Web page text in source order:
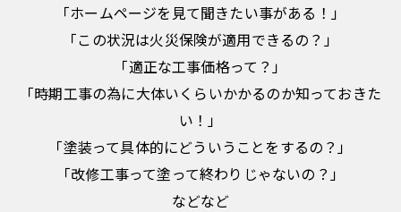
「ホームページを見て聞きたい事がある！」
「この状況は火災保険が適用できるの？」
「適正な工事価格って？」
「時期工事の為に大体いくらいかかるのか知っておきた
い！」
「塗装って具体的にどういうことをするの？」
「改修工事って塗って終わりじゃないの？」
などなど